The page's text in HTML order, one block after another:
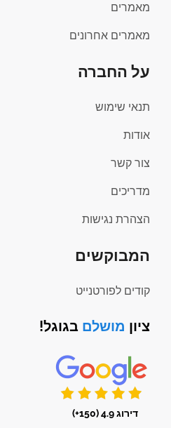
מאמרים
מאמרים אחרונים
על החברה
תנאי שימוש
אודות
צור קשר
מדריכים
הצהרת נגישות
המבוקשים
קודים לפורטנייט
ציון מושלם בגוגל!
דירוג 4.9 (150+)